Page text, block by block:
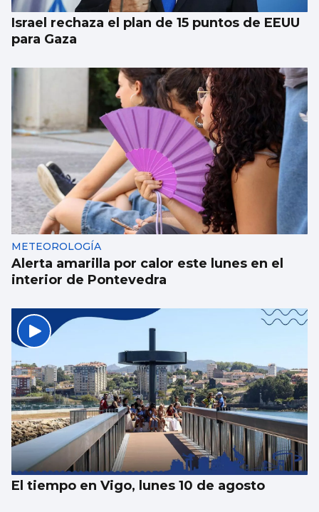
Israel rechaza el plan de 15 puntos de EEUU
para Gaza
METEOROLOGÍA
Alerta amarilla por calor este lunes en el
interior de Pontevedra
El tiempo en Vigo, lunes 10 de agosto